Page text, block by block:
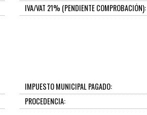
IVA/VAT 21% (PENDIENTE COMPROBACIÓN):
IMPUESTO MUNICIPAL PAGADO:
PROCEDENCIA: